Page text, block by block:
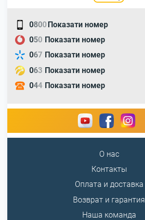
0800Показати номер
050 Показати номер
067 Показати номер
063 Показати номер
044 Показати номер
О нас
Контакты
Оплата и доставка
Возврат и гарантия
Наша команда